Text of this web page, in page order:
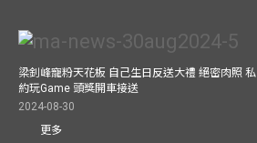
梁釗峰寵粉天花板 自己生日反送大禮 絕密肉照 私
約玩Game 頭獎開車接送
2024-08-30
更多